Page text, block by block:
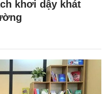
khơi dậy khát